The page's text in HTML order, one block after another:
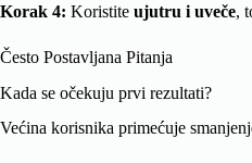
Korak 4: Koristite ujutru i uveče,
Često Postavljana Pitanja
Kada se očekuju prvi rezultati?
Većina korisnika primećuje